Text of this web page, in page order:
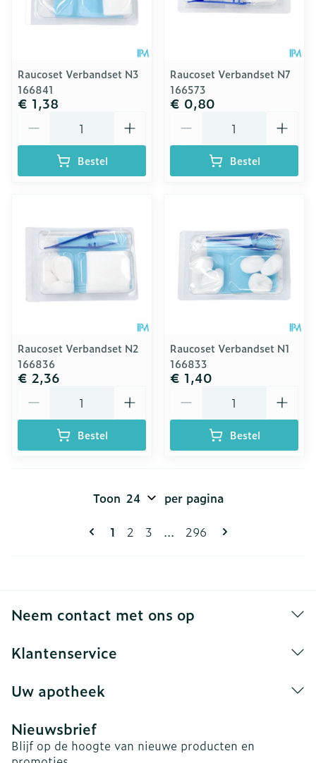
Raucoset Verbandset N3
166841
€ 1,38
Bestel
Raucoset Verbandset N7
166573
€ 0,80
Bestel
Raucoset Verbandset N2
166836
€ 2,36
Bestel
Raucoset Verbandset N1
166833
€ 1,40
Bestel
Pagina's
U lees momenteel pagina
1 Pagina
2 Pagina
3 ... Pagina
296
Toon per pagina
Neem contact met ons op
Klantenservice
Uw apotheek
Nieuwsbrief
Blijf op de hoogte van nieuwe producten en